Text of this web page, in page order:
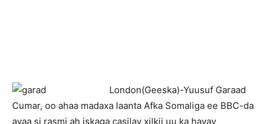
London(Geeska)-Yuusuf Garaad
Cumar, oo ahaa madaxa laanta Afka Somaliga ee BBC-da
ayaa si rasmi ah iskaga casilay xilkii uu ka hayay